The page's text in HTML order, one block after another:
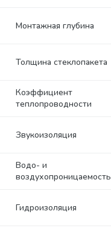
Монтажная глубина
Толщина стеклопакета
Коэффициент
теплопроводности
Звукоизоляция
Водо- и
воздухопроницаемость
Гидроизоляция